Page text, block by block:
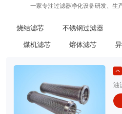
一家专注过滤器净化设备研发、生
烧结滤芯 不锈钢过滤器
煤机滤芯 熔体滤芯
油